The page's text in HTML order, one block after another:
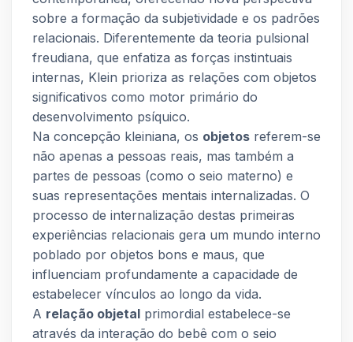
sobre a formação da subjetividade e os padrões
relacionais. Diferentemente da teoria pulsional
freudiana, que enfatiza as forças instintuais
internas, Klein prioriza as relações com objetos
significativos como motor primário do
desenvolvimento psíquico.
Na concepção kleiniana, os objetos referem-se
não apenas a pessoas reais, mas também a
partes de pessoas (como o seio materno) e
suas representações mentais internalizadas. O
processo de internalização destas primeiras
experiências relacionais gera um mundo interno
poblado por objetos bons e maus, que
influenciam profundamente a capacidade de
estabelecer vínculos ao longo da vida.
A relação objetal primordial estabelece-se
através da interação do bebê com o seio